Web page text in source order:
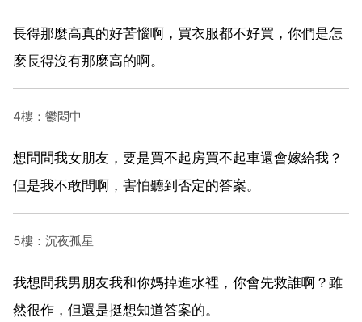
長得那麼高真的好苦惱啊，買衣服都不好買，你們是怎
麼長得沒有那麼高的啊。
4樓：鬱悶中
想問問我女朋友，要是買不起房買不起車還會嫁給我？
但是我不敢問啊，害怕聽到否定的答案。
5樓：沉夜孤星
我想問我男朋友我和你媽掉進水裡，你會先救誰啊？雖
然很作，但還是挺想知道答案的。